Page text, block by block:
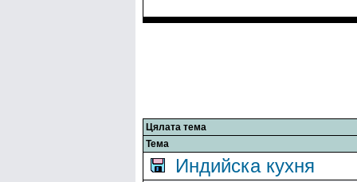
Цялата тема
Тема
Индийска кухня